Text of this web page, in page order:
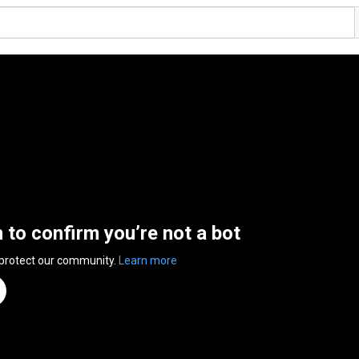
to confirm you’re not a bot
our community. Learn more